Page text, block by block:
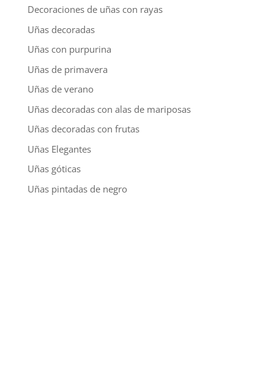
Decoraciones de uñas con rayas
Uñas decoradas
Uñas con purpurina
Uñas de primavera
Uñas de verano
Uñas decoradas con alas de mariposas
Uñas decoradas con frutas
Uñas Elegantes
Uñas góticas
Uñas pintadas de negro